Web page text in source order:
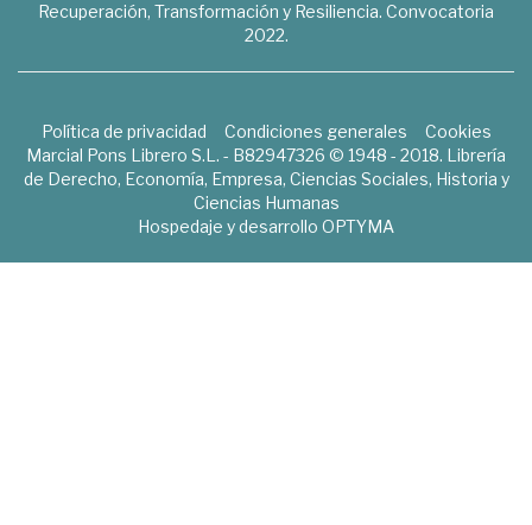
Recuperación, Transformación y Resiliencia. Convocatoria
2022.
Política de privacidad Condiciones generales
Cookies
Marcial Pons Librero S.L. - B82947326 © 1948 - 2018. Librería
de Derecho, Economía, Empresa, Ciencias Sociales, Historia y
Ciencias Humanas
Hospedaje y desarrollo OPTYMA